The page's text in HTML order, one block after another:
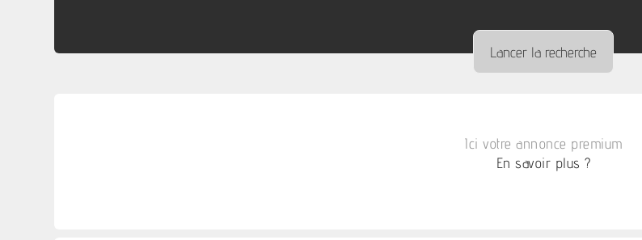
Ici votre annonce premium
En savoir plus ?